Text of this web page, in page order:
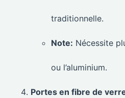
traditionnelle.
Note: Nécessite
ou l’aluminium.
Portes en fibre de